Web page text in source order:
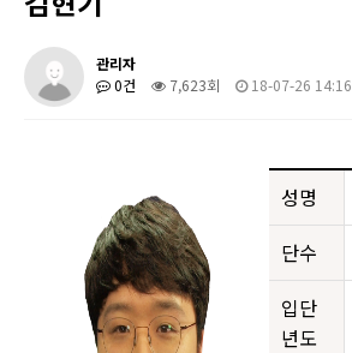
관리자
0건
7,623회 18-07-26 14:16
성명
단수
입단
년도